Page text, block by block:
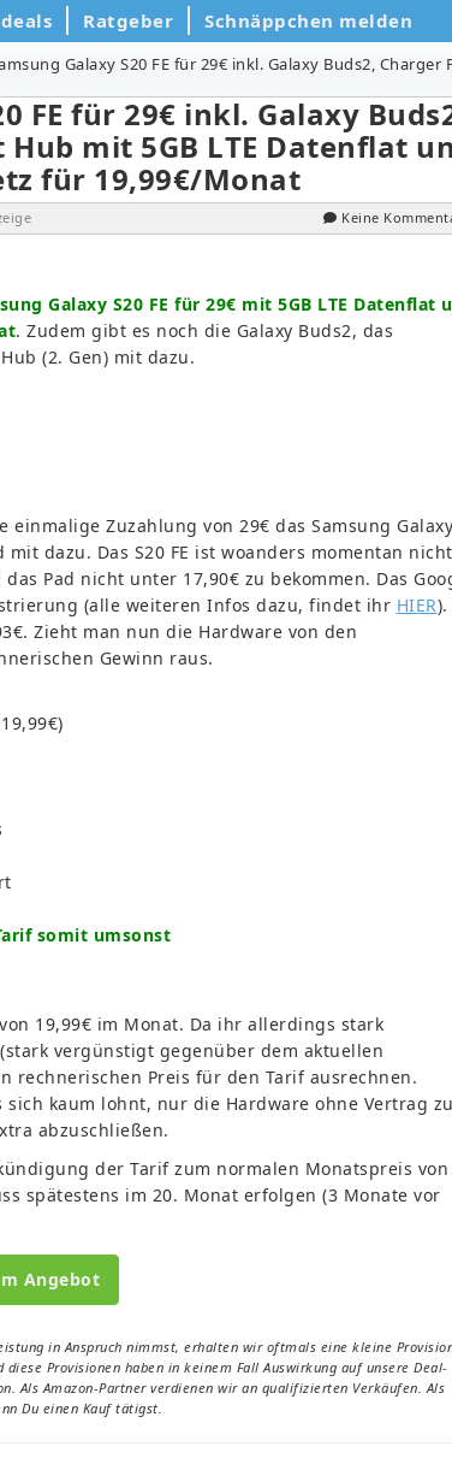
Ratgeber Schnäppchen melden
Galaxy S20 FE für 29€ inkl. Galaxy Buds2, Charger Pad &
FE für 29€ inkl. Galaxy
mit 5GB LTE Datenflat
für 19,99€/Monat
Keine
Galaxy S20 FE für 29€ mit 5GB LTE Datenflat
. Zudem gibt es noch die Galaxy Buds2, das
(2. Gen) mit dazu.
Zuzahlung von 29€ das Samsung Galaxy
mit dazu. Das S20 FE ist woanders momentan nicht
Pad nicht unter 17,90€ zu bekommen. Das
(alle weiteren Infos dazu, findet ihr HIER).
Zieht man nun die Hardware von den
Gewinn raus.
somit umsonst
19,99€ im Monat. Da ihr allerdings stark
vergünstigt gegenüber dem aktuellen
rechnerischen Preis für den Tarif ausrechnen.
kaum lohnt, nur die Hardware ohne Vertrag zu
abzuschließen.
der Tarif zum normalen Monatspreis von
spätestens im 20. Monat erfolgen (3 Monate vor
Angebot
in Anspruch nimmst, erhalten wir oftmals eine kleine
Provisionen haben in keinem Fall Auswirkung auf unsere Deal-
Als Amazon-Partner verdienen wir an qualifizierten Verkäufen. Als
Du einen Kauf tätigst.